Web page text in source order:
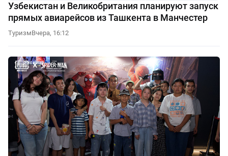
Узбекистан и Великобритания планируют запуск
прямых авиарейсов из Ташкента в Манчестер
ТуризмВчера, 16:12